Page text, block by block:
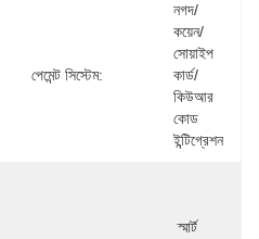
পেমেন্ট সিস্টেম:
নগদ/
কয়েন/
সোয়াইপ
কার্ড/
কিউআর
কোড
ইন্টিগ্রেশন
স্মার্ট